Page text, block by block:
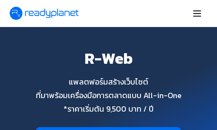
R-Web
แพลตฟอร์มสร้างเว็บไซต์
ที่มาพร้อมเครื่องมือการตลาดแบบ All-in-One
*ราคาเริ่มต้น 9,500 บาท / ปี